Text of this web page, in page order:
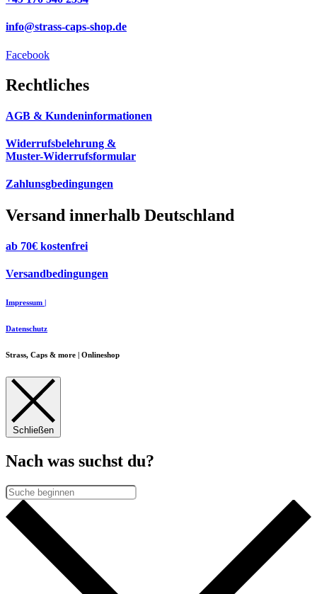
info@strass-caps-shop.de
Facebook
Rechtliches
AGB & Kundeninformationen
Widerrufsbelehrung &
Muster-Widerrufsformular
Zahlunsgbedingungen
Versand innerhalb Deutschland
ab 70€ kostenfrei
Versandbedingungen
Impressum |
Datenschutz
Strass, Caps & more | Onlineshop
Schließen
Nach was suchst du?